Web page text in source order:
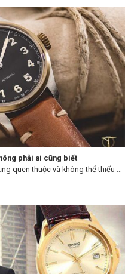
phải ai cũng biết
quen thuộc và không thể thiếu ...